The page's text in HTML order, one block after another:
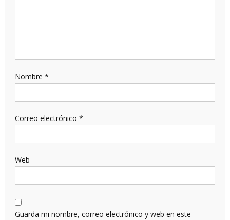
Nombre *
Correo electrónico *
Web
Guarda mi nombre, correo electrónico y web en este